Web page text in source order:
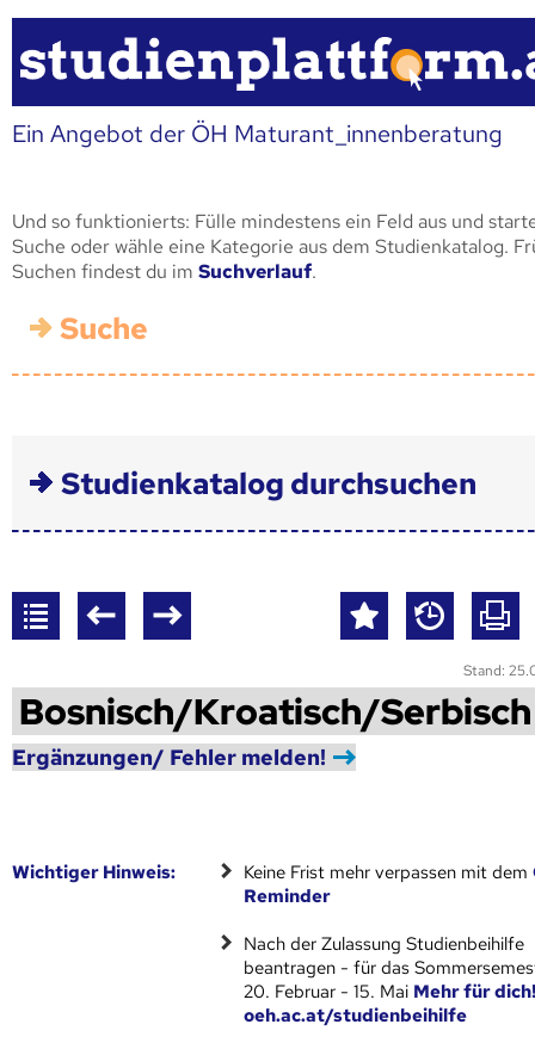
Ein Angebot der ÖH Maturant_innenberatung
Und so funktionierts: Fülle mindestens ein Feld aus und
Suche oder wähle eine Kategorie aus dem Studienkatalog.
Suchen findest du im Suchverlauf.
Suche
Studienkatalog durchsuchen
Stand:
Bosnisch/Kroatisch/Serbisch
Ergänzungen/ Fehler melden!
Wich­ti­ger Hin­weis: Keine Frist mehr verpassen mit dem
Reminder
Nach der Zulassung Studienbeihilfe
beantragen - für das
20. Februar - 15. Mai Mehr für
oeh.ac.at/studienbeihilfe